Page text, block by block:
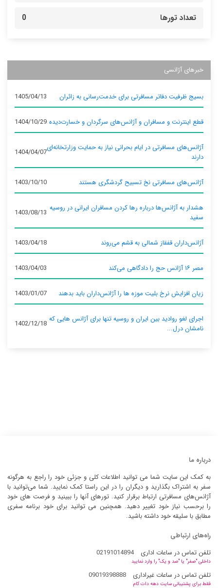
تعداد تورها 0
خبرهای آژانسی
بسیج ظرفیت دفاتر مسافرتی برای خدمت‌رسانی به زائران 1405/04/13
قطع اینترنت و مسافران و آژانس‌های سرگردان و خسارت‌دیده 1404/10/29
آژانس‌های مسافرتی در ایام بحرانی نیاز به حمایت وزارتخانه‌ای
دارند
1404/04/07
آژانس‌های مسافرتی نخ تسبیح گردشگری هستند 1403/10/10
هشدار به آژانس‌ها درباره رها کردن مسافران ایرانی در روسیه
سفید
1403/08/13
آژانس‌داران قفقاز شمالی به قشم می‌روند 1403/04/18
مصر ۱۶ آژانس حج را دادگاهی می‌کند 1403/04/03
زیان افزایش نرخ بلیت موزه ها را آژانس‌داران باید بدهند 1403/01/07
اجرای لغو روادید بین ایران و روسیه تنها برای آژانس‌ هایی که
نامشان درل...
1402/12/18
درباره ما
به کمک این سایت شما می توانید اطلاعات کلی و جزئی خود را راجع به هرگونه
سفر به اشتراک بگذارید و دیگران را در این راستا کمک نمایید. شما می‌توانید با
آژانس‌های مسافرتی ارتباط برقرار کنید. تورهای آنها را ببینید و فرصت های خود
را برحسب نیاز خود تغییر دهید. همچنین می توانید برای خود برنامه سفری
مطابق با سلیقه خود داشته باشید.
راه‌های ارتباطی
تلفن تماس در ساعات اداری
02191014894
داخلی "صفر" یا "صد و یک" را وارد نمایید
تلفن تماس در ساعات غیراداری 09019398888
فقط برای پشتیبانی سایت دهه دات کام